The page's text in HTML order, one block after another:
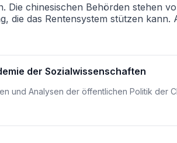
Die chinesischen Behörden stehen
die das Rentensystem stützen
der Sozialwissenschaften
und Analysen der öffentlichen Politik der